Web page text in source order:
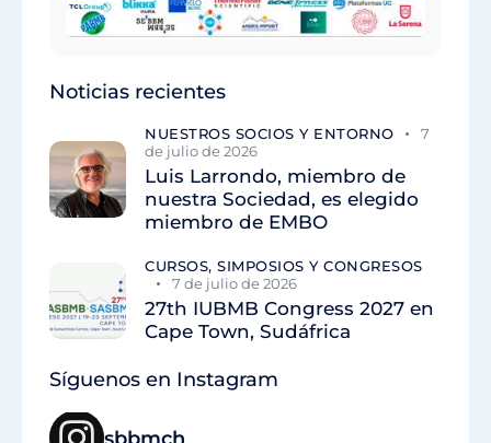
Noticias recientes
NUESTROS SOCIOS Y ENTORNO
7
de julio de 2026
Luis Larrondo, miembro de
nuestra Sociedad, es elegido
miembro de EMBO
CURSOS, SIMPOSIOS Y CONGRESOS
7 de julio de 2026
27th IUBMB Congress 2027 en
Cape Town, Sudáfrica
Síguenos en Instagram